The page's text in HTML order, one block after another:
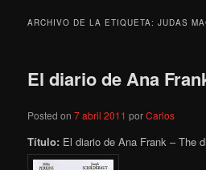
ARCHIVO DE LA ETIQUETA:JUDAS
El diario de Ana
Posted on7 abril 2011 porCarlos
Título: El diario de Ana Frank – The